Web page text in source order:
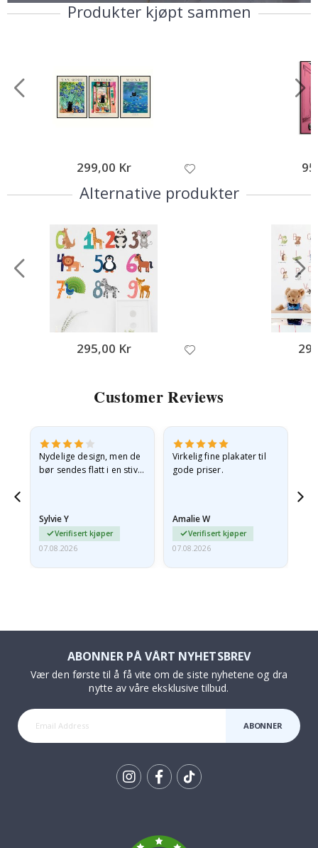
Produkter kjøpt sammen
299,00 Kr
Alternative produkter
295,00 Kr
Customer Reviews
Nydelige design, men de
bør sendes flatt i en stiv
Sylvie Y
Verifisert kjøper
07.08.2026
Virkelig fine plakater til
gode priser.
Amalie W
Verifisert kjøper
07.08.2026
ABONNER PÅ VÅRT NYHETSBREV
Vær den første til å få vite om de siste nyhetene og dra
nytte av våre eksklusive tilbud.
ABONNER